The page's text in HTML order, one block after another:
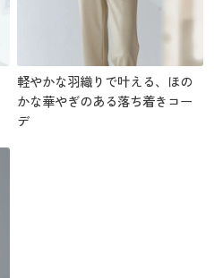
軽やかな羽織りで叶える、ほの
かな華やぎのある落ち着きコー
デ